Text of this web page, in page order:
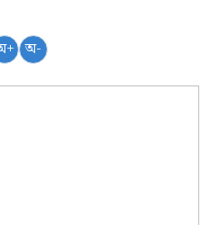
অ-